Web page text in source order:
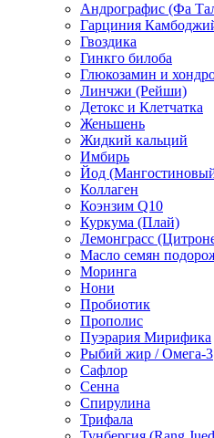
Андрографис (Фа
Гарциния
Гвоздика
Гинкго билоба
Глюкозамин и
Линчжи (Рейши)
Детокс и Клетчатка
Женьшень
Жидкий кальций
Имбирь
Йод
Коллаген
Коэнзим Q10
Куркума (Плай)
Лемонграсс
Масло семян
Моринга
Нони
Пробиотик
Прополис
Пуэрария Мирифика
Рыбий жир / Омега-3
Сафлор
Сенна
Спирулина
Трифала